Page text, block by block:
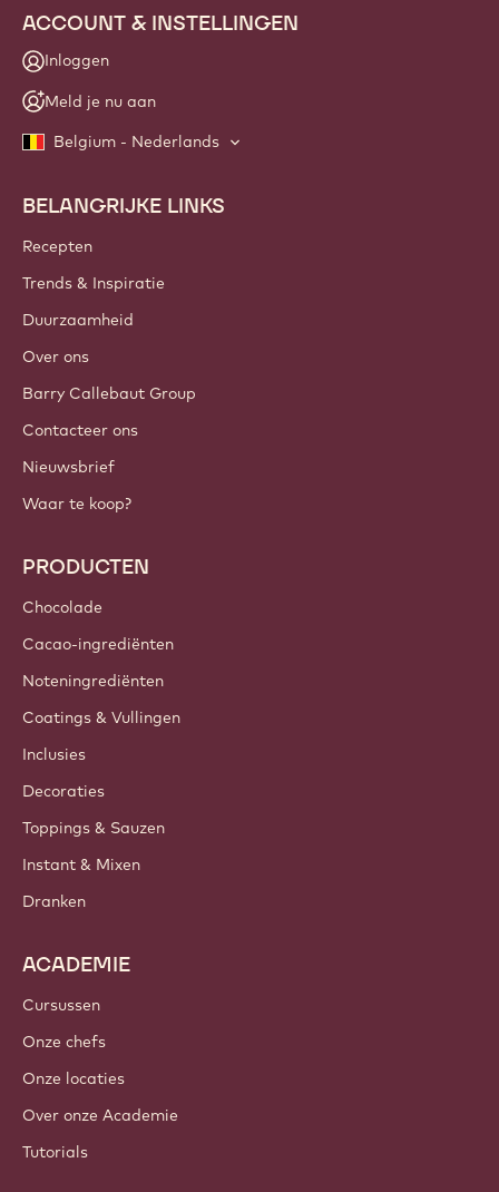
ACCOUNT & INSTELLINGEN
Inloggen
Meld je nu aan
Belgium - Nederlands
Footer
Callebaut
BELANGRIJKE LINKS
Recepten
Trends & Inspiratie
Duurzaamheid
Over ons
Barry Callebaut Group
Contacteer ons
Nieuwsbrief
Waar te koop?
PRODUCTEN
Chocolade
Cacao-ingrediënten
Noteningrediënten
Coatings & Vullingen
Inclusies
Decoraties
Toppings & Sauzen
Instant & Mixen
Dranken
ACADEMIE
Cursussen
Onze chefs
Onze locaties
Over onze Academie
Tutorials